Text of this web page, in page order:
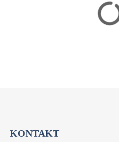
KONTAKT